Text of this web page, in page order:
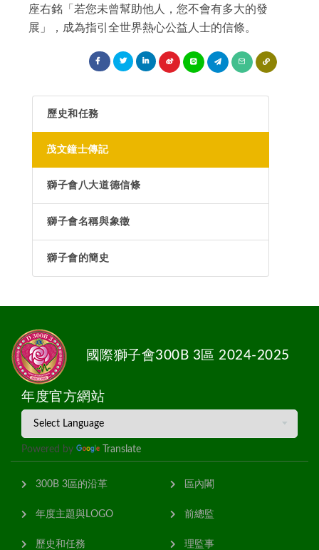
座右銘「若您未曾幫助他人，您不會有多大的發
展」，成為指引全世界熱心公益人士的信條。
歷史和任務
茂文鐘士傳記
獅子會八大道德信條
獅子會名稱與象徵
獅子會的簡史
國際獅子會300B 3區 2024-2025
年度官方網站
Powered by Translate
300B 3區的沿革
年度主題與LOGO
歷史和任務
區內閣
前總監
理監事